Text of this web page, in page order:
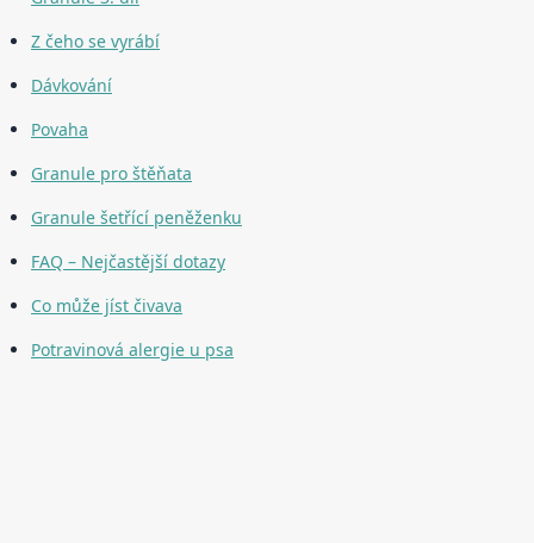
Z čeho se vyrábí
Dávkování
Povaha
Granule pro štěňata
Granule šetřící peněženku
FAQ – Nejčastější dotazy
Co může jíst čivava
Potravinová alergie u psa